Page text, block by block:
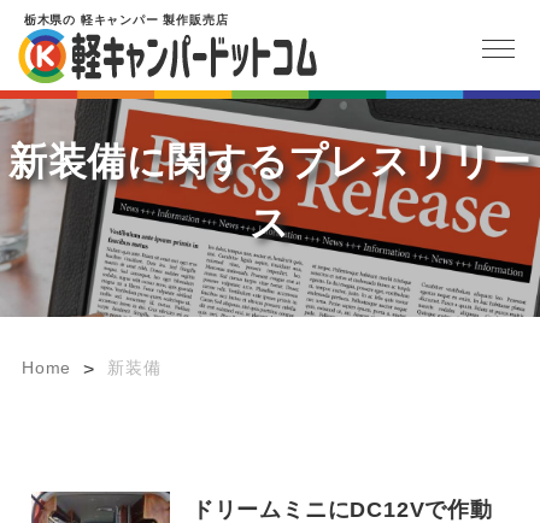
栃木県の 軽キャンパー 製作販売店
新装備に関するプレスリリー
ス
Home > 新装備
ドリームミニにDC12Vで作動